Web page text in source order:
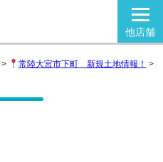
他店舗
> 常陸大宮市下町 新規土地情報！ >